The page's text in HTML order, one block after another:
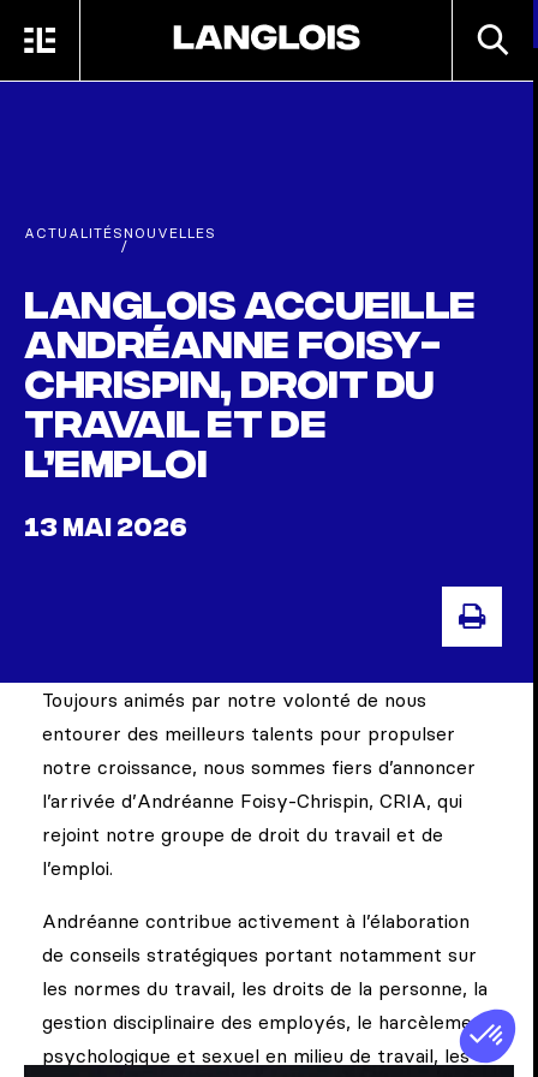
MENU
ACTUALITÉS
/
NOUVELLES
Langlois accueille
Andréanne Foisy-
Chrispin, droit du
travail et de
l’emploi
13 MAI 2026
Toujours animés par notre volonté de nous
entourer des meilleurs talents pour propulser
notre croissance, nous sommes fiers d’annoncer
l’arrivée d’Andréanne Foisy-Chrispin, CRIA, qui
rejoint notre groupe de droit du travail et de
l’emploi.
Andréanne contribue activement à l’élaboration
de conseils stratégiques portant notamment sur
les normes du travail, les droits de la personne, la
gestion disciplinaire des employés, le harcèlement
psychologique et sexuel en milieu de travail, les